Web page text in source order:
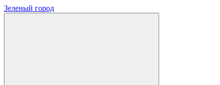
Зеленый город